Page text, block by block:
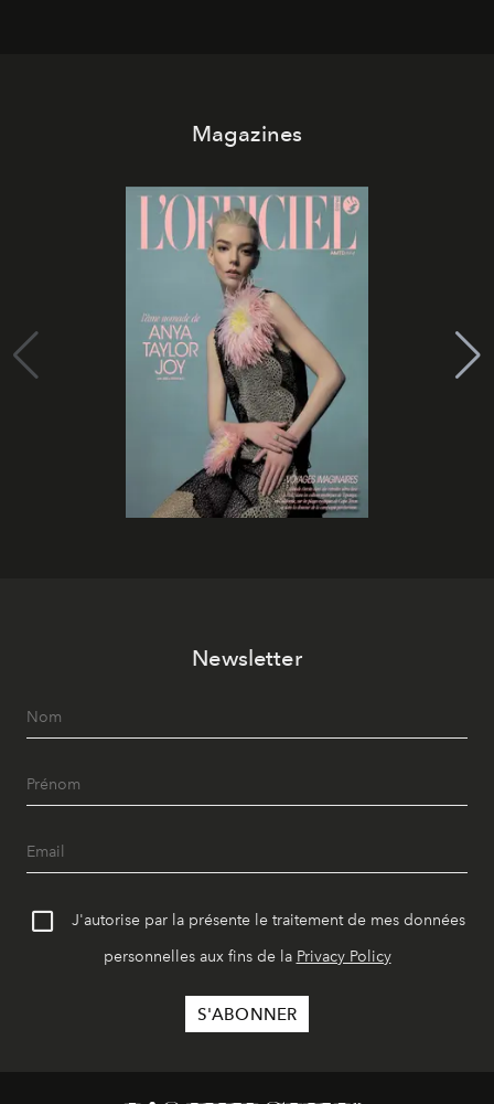
Magazines
Newsletter
J'autorise par la présente le traitement de mes données
personnelles aux fins de la Privacy Policy